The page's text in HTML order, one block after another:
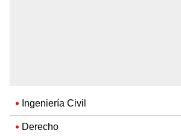
Ingeniería Civil
Derecho